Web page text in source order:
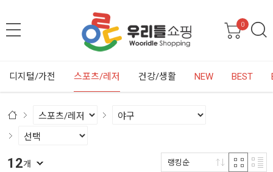
0
디지털/가전 스포츠/레저 건강/생활 NEW BEST
12개 랭킹순